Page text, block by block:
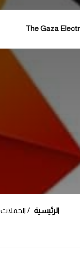
الرئيسية
الحملات